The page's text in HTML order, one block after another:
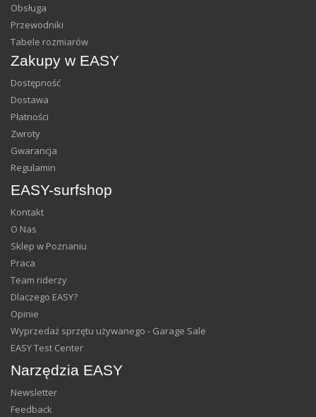
Obsługa
Przewodniki
Tabele rozmiarów
Zakupy w EASY
Dostępność
Dostawa
Płatności
Zwroty
Gwarancja
Regulamin
EASY-surfshop
Kontakt
O Nas
Sklep w Poznaniu
Praca
Team riderzy
Dlaczego EASY?
Opinie
Wyprzedaż sprzętu używanego - Garage Sale
EASY Test Center
Narzędzia EASY
Newsletter
Feedback